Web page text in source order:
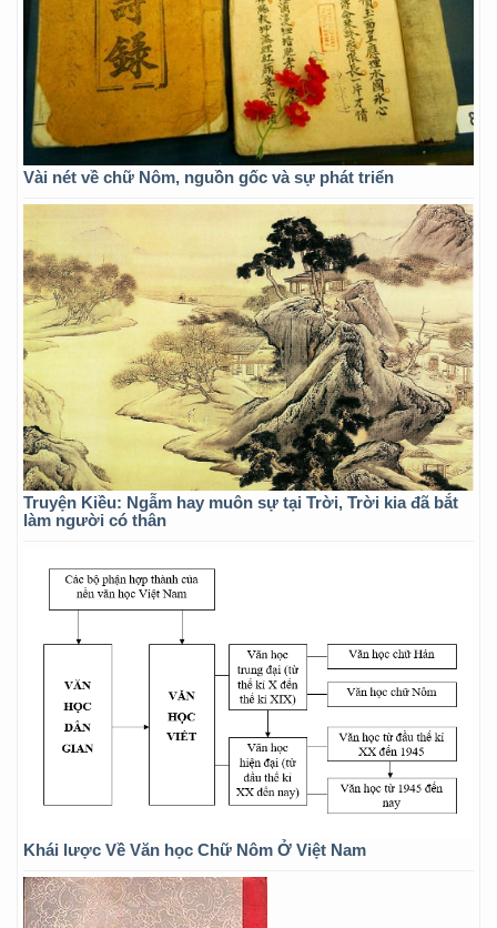
Vài nét về chữ Nôm, nguồn gốc và sự phát triển
Truyện Kiều: Ngẫm hay muôn sự tại Trời, Trời kia đã bắt
làm người có thân
Khái lược Về Văn học Chữ Nôm Ở Việt Nam